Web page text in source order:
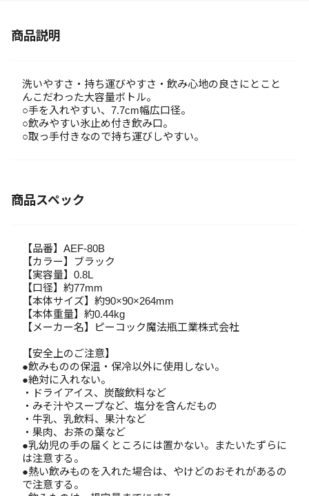
商品説明
洗いやすさ・持ち運びやすさ・飲み心地の良さにとこと
んこだわった大容量ボトル。
○手を入れやすい、7.7cm幅広口径。
○飲みやすい氷止め付き飲み口。
○取っ手付きなので持ち運びしやすい。
商品スペック
【品番】AEF-80B
【カラー】ブラック
【実容量】0.8L
【口径】約77mm
【本体サイズ】約90×90×264mm
【本体重量】約0.44kg
【メーカー名】ピーコック魔法瓶工業株式会社
【安全上のご注意】
●飲みものの保温・保冷以外に使用しない。
●絶対に入れない。
・ドライアイス、炭酸飲料など
・みそ汁やスープなど、塩分を含んだもの
・牛乳、乳飲料、果汁など
・果肉、お茶の葉など
●乳幼児の手の届くところには置かない。またいたずらに
は注意する。
●熱い飲みものを入れた場合は、やけどのおそれがあるの
で注意する。